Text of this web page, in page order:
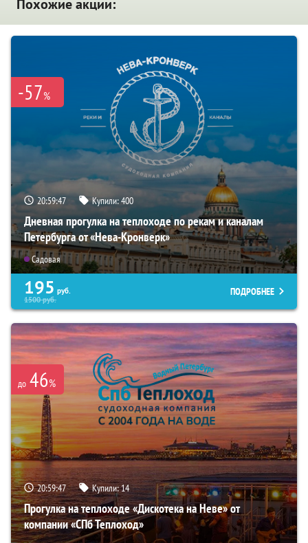
Похожие акции:
-57%
20:59:45 Купили:400
Дневная прогулка на теплоходе по рекам и каналам
Петербурга от «Нева-Кронверк»
Садовая
195 руб.
1500руб.
ПОДРОБНЕЕ
до 46%
20:59:45 Купили:14
Прогулка на теплоходе «Дискотека на Неве» от
компании «СПб Теплоход»